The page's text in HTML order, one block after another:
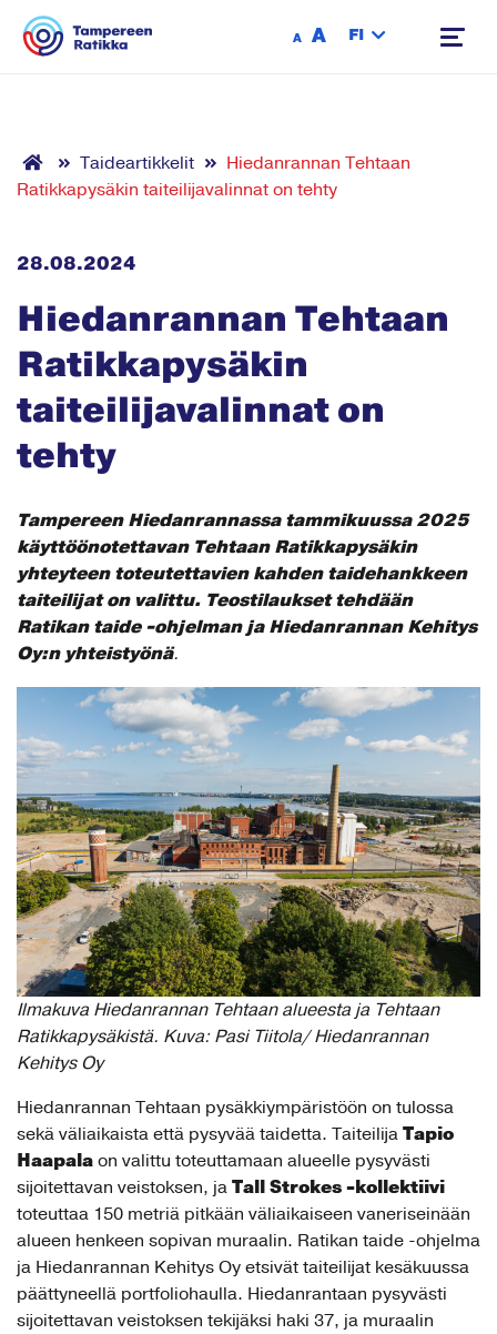
A A FI
Taideartikkelit
Hiedanrannan Tehtaan
Ratikkapysäkin taiteilijavalinnat on tehty
28.08.2024
Hiedanrannan Tehtaan
Ratikkapysäkin
taiteilijavalinnat on
tehty
Tampereen Hiedanrannassa tammikuussa 2025
käyttöönotettavan Tehtaan Ratikkapysäkin
yhteyteen toteutettavien kahden taidehankkeen
taiteilijat on valittu. Teostilaukset tehdään
Ratikan taide -ohjelman ja Hiedanrannan Kehitys
Oy:n yhteistyönä.
Ilmakuva Hiedanrannan Tehtaan alueesta ja Tehtaan
Ratikkapysäkistä. Kuva: Pasi Tiitola/ Hiedanrannan
Kehitys Oy
Hiedanrannan Tehtaan pysäkkiympäristöön on tulossa
sekä väliaikaista että pysyvää taidetta. Taiteilija Tapio
Haapala on valittu toteuttamaan alueelle pysyvästi
sijoitettavan veistoksen, ja Tall Strokes -kollektiivi
toteuttaa 150 metriä pitkään väliaikaiseen vaneriseinään
alueen henkeen sopivan muraalin. Ratikan taide -ohjelma
ja Hiedanrannan Kehitys Oy etsivät taiteilijat kesäkuussa
päättyneellä portfoliohaulla. Hiedanrantaan pysyvästi
sijoitettavan veistoksen tekijäksi haki 37, ja muraalin